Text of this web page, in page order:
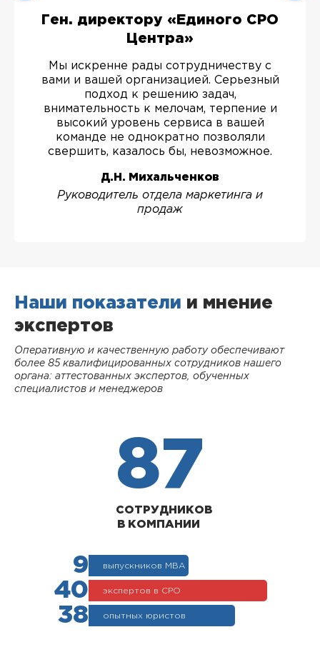
Ген. директору «Единого СРО
Центра»
Мы искренне рады сотрудничеству с
вами и вашей организацией. Серьезный
подход к решению задач,
внимательность к мелочам, терпение и
высокий уровень сервиса в вашей
команде не однократно позволяли
свершить, казалось бы, невозможное.
Д.Н. Михальченков
Руководитель отдела маркетинга и
продаж
Наши показатели и мнение
экспертов
Оперативную и качественную работу обеспечивают
более 85 квалифицированных сотрудников нашего
органа: аттестованных экспертов, обученных
специалистов и менеджеров
87
СОТРУДНИКОВ
В КОМПАНИИ
9 выпускников МВА
40 экспертов в СРО
38 опытных юристов